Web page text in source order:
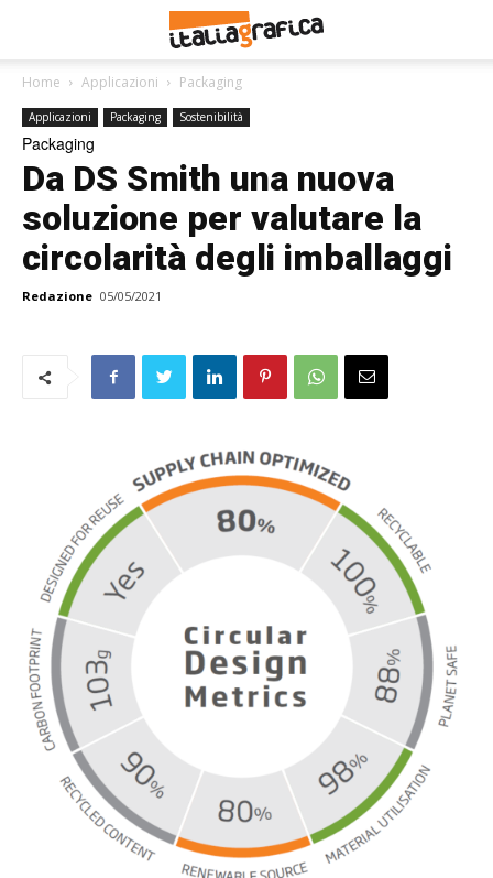
Home Applicazioni Packaging
Applicazioni Packaging Sostenibilità
Packaging
Da DS Smith una nuova
soluzione per valutare la
circolarità degli imballaggi
Redazione 05/05/2021